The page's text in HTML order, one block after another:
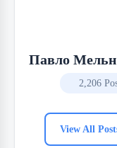
Павло
2,206
View All